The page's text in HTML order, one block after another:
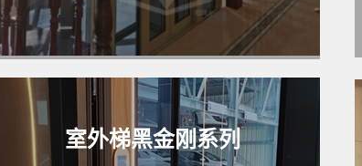
室外梯黑金刚系列